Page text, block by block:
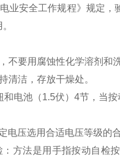
安全工作规程》规定，
要用腐蚀性化学溶剂和
洁，存放干燥处。
电池（1.5伏）4节，当
电压选用合适电压等级的
法是用手指按动自检